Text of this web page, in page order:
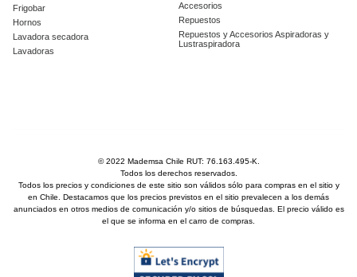
Frigobar
Hornos
Lavadora secadora
Lavadoras
Accesorios
Repuestos
Repuestos y Accesorios Aspiradoras y
Lustraspiradora
© 2022 Mademsa Chile RUT: 76.163.495-K.
Todos los derechos reservados.
Todos los precios y condiciones de este sitio son válidos sólo para compras en el sitio y
en Chile. Destacamos que los precios previstos en el sitio prevalecen a los demás
anunciados en otros medios de comunicación y/o sitios de búsquedas. El precio válido es
el que se informa en el carro de compras.